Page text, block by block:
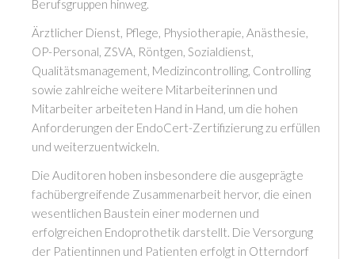
Berufsgruppen hinweg.
Ärztlicher Dienst, Pflege, Physiotherapie, Anästhesie,
OP-Personal, ZSVA, Röntgen, Sozialdienst,
Qualitätsmanagement, Medizincontrolling, Controlling
sowie zahlreiche weitere Mitarbeiterinnen und
Mitarbeiter arbeiteten Hand in Hand, um die hohen
Anforderungen der EndoCert-Zertifizierung zu erfüllen
und weiterzuentwickeln.
Die Auditoren hoben insbesondere die ausgeprägte
fachübergreifende Zusammenarbeit hervor, die einen
wesentlichen Baustein einer modernen und
erfolgreichen Endoprothetik darstellt. Die Versorgung
der Patientinnen und Patienten erfolgt in Otterndorf